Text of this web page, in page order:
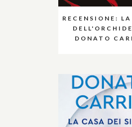
RECENSIONE:
DONATO